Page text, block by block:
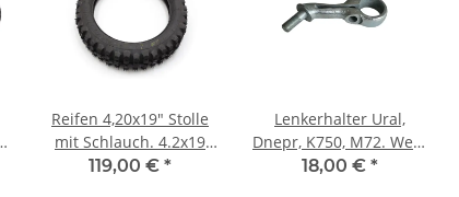
Reifen 4,20x19" Stolle
mit Schlauch. 4.2x19
Cross Ural Dnepr K750
119,00 € *
Lenkerhalter Ural,
Dnepr, K750, M72. Weiß
verzinkt. Original.
18,00 € *